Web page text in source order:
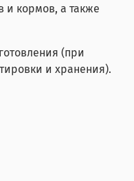
и кормов, а также
(при
и хранения).